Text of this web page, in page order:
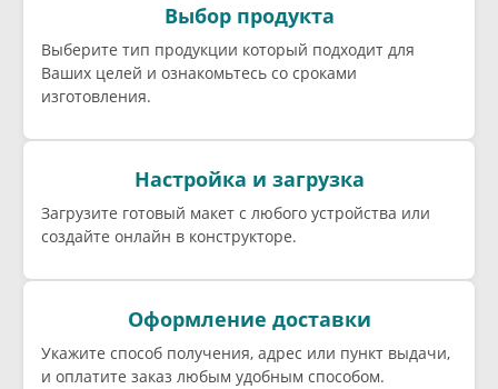
Выбор продукта
Выберите тип продукции который подходит для
Ваших целей и ознакомьтесь со сроками
изготовления.
Настройка и загрузка
Загрузите готовый макет с любого устройства или
создайте онлайн в конструкторе.
Оформление доставки
Укажите способ получения, адрес или пункт выдачи,
и оплатите заказ любым удобным способом.